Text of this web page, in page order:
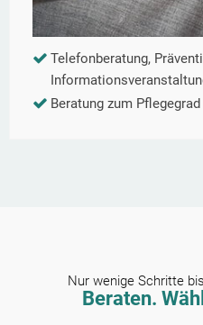
Telefonberatung,
Beratung zum
Nur wenige Schritte
Beraten.